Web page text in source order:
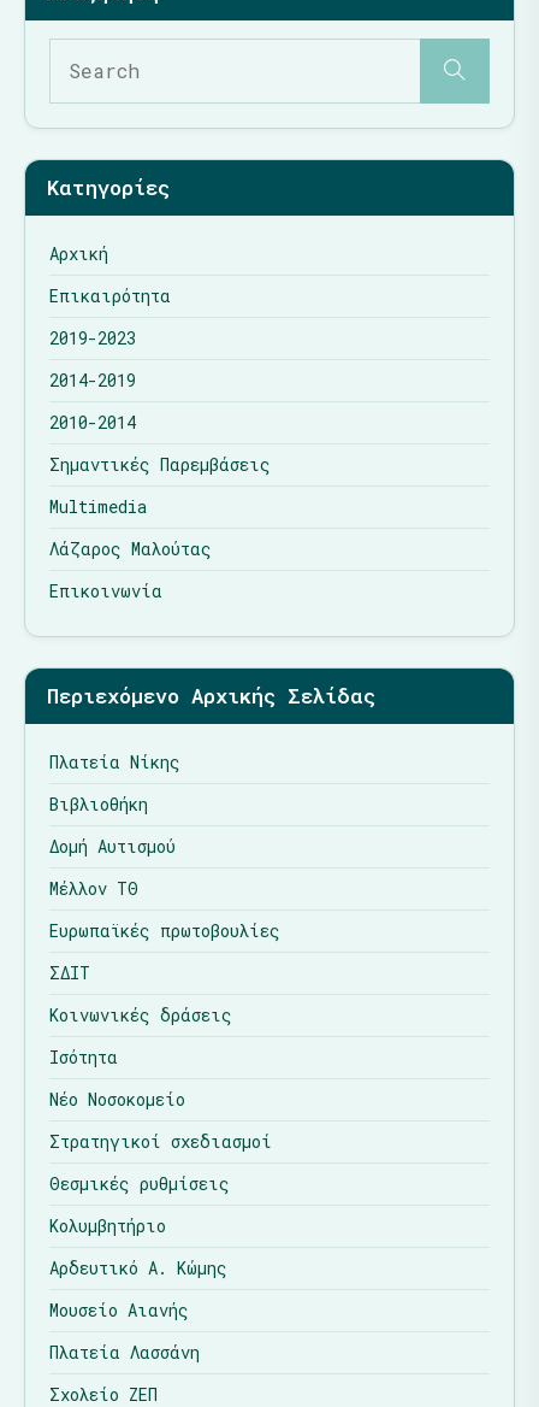
Κατηγορίες
Αρχική
Επικαιρότητα
2019-2023
2014-2019
2010-2014
Σημαντικές Παρεμβάσεις
Multimedia
Λάζαρος Μαλούτας
Επικοινωνία
Περιεχόμενο Αρχικής Σελίδας
Πλατεία Νίκης
Βιβλιοθήκη
Δομή Αυτισμού
Μέλλον ΤΘ
Ευρωπαϊκές πρωτοβουλίες
ΣΔΙΤ
Κοινωνικές δράσεις
Ισότητα
Νέο Νοσοκομείο
Στρατηγικοί σχεδιασμοί
Θεσμικές ρυθμίσεις
Κολυμβητήριο
Αρδευτικό Α. Κώμης
Μουσείο Αιανής
Πλατεία Λασσάνη
Σχολείο ΖΕΠ